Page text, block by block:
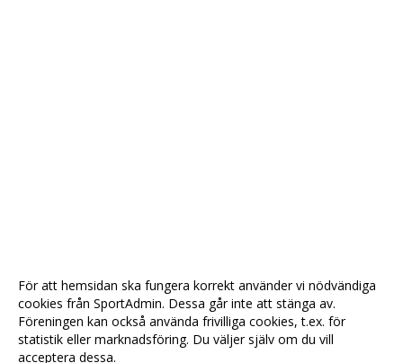
För att hemsidan ska fungera korrekt använder vi nödvändiga
cookies från SportAdmin. Dessa går inte att stänga av.
Föreningen kan också använda frivilliga cookies, t.ex. för
statistik eller marknadsföring. Du väljer själv om du vill
acceptera dessa.